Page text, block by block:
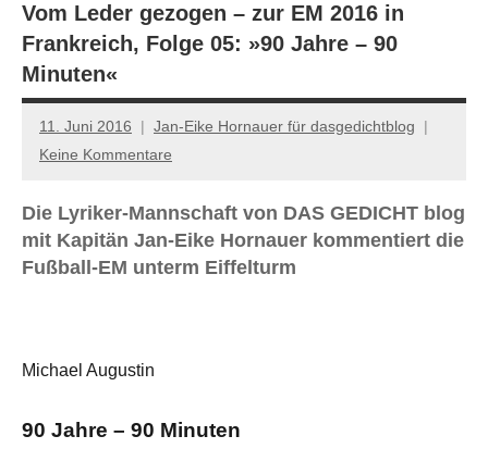
Lyrik,
Essay
Vom Leder gezogen – zur EM 2016 in
Frankreich, Folge 05: »90 Jahre – 90
Minuten«
11. Juni 2016
Jan-Eike Hornauer für dasgedichtblog
Keine Kommentare
Die Lyriker-Mannschaft von DAS GEDICHT blog
mit Kapitän Jan-Eike Hornauer kommentiert die
Fußball-EM unterm Eiffelturm
Michael Augustin
90 Jahre – 90 Minuten